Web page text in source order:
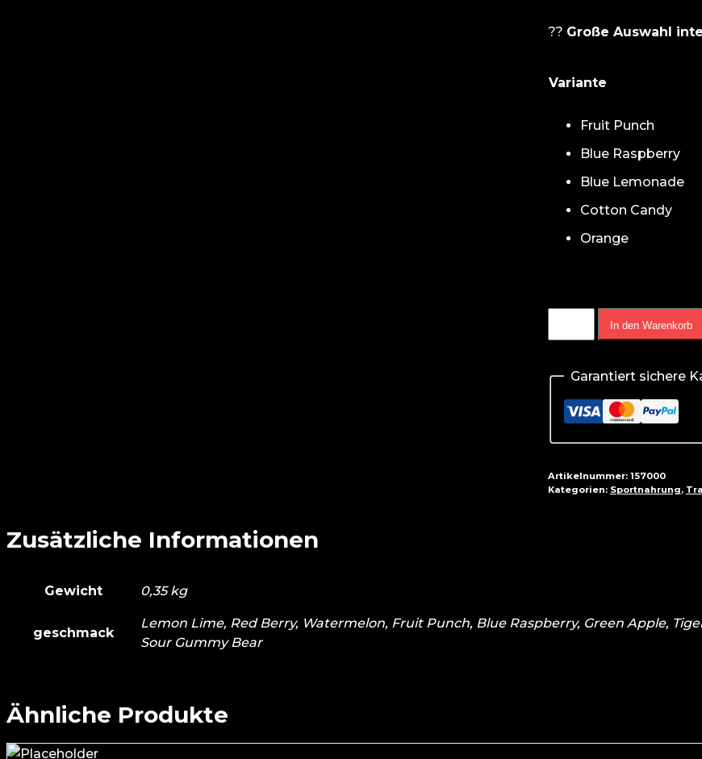
?? Große Auswahl
Fruit Punch
Blue Raspberry
Blue Lemonade
Cotton Candy
Orange
Labs
Workout
Paranoia
240g
In den Warenkorb
Garantiert sichere
Artikelnummer: 157000
Kategorien: Sportnahrung,
Zusätzliche Informationen
Gewicht 0,35 kg
geschmack
Lemon Lime, Red Berry, Watermelon, Fruit Punch, Blue Raspberry, Green Apple,
Sour Gummy Bear
Ähnliche Produkte